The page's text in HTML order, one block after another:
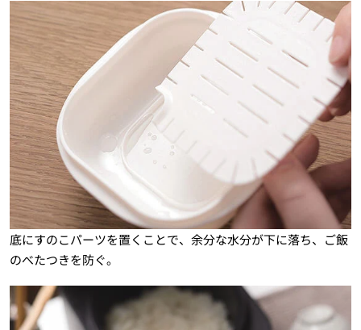
底にすのこパーツを置くことで、余分な水分が下に落ち、ご飯
のべたつきを防ぐ。